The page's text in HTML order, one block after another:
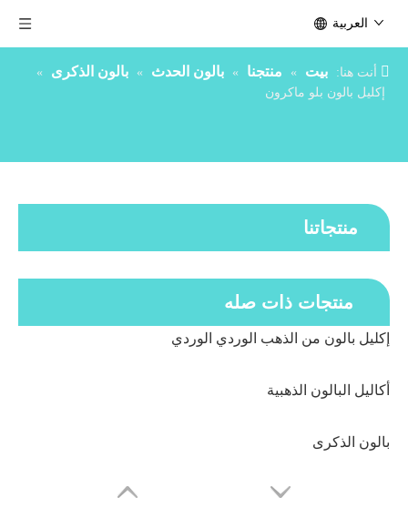
العربية
أنت هنا: بيت » منتجنا » بالون الحدث » بالون الذكرى
»
إكليل بالون بلو ماكرون
منتجاتنا
منتجات ذات صله
إكليل بالون من الذهب الوردي الوردي
أكاليل البالون الذهبية
بالون الذكرى